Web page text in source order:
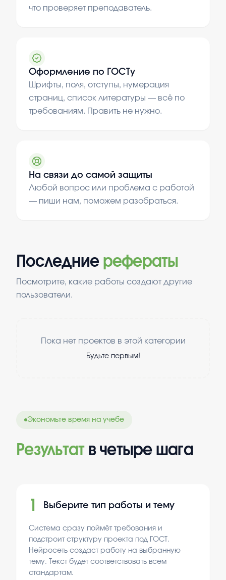
что проверяет преподаватель.
Оформление по ГОСТу
Шрифты, поля, отступы, нумерация
страниц, список литературы — всё по
требованиям. Править не нужно.
На связи до самой защиты
Любой вопрос или проблема с работой
— пиши нам, поможем разобраться.
Последние рефераты
Посмотрите, какие работы создают другие
пользователи.
Пока нет проектов в этой категории
Будьте первым!
Экономьте время на учебе
Результат в четыре шага
1 Выберите тип работы и тему
Система сразу поймёт требования и
подстроит структуру проекта под ГОСТ.
Нейросеть создаст работу на выбранную
тему. Текст будет соответствовать всем
стандартам.